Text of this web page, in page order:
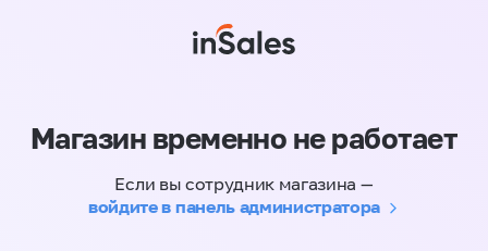
Магазин временно не работает
Если вы сотрудник магазина —
войдите в панель администратора